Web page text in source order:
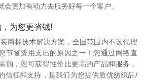
会更加有动力去服务好每一个客户。
为您更省钱!
商标技术解决方案，全国范围内不设代理
节省费用支出的原因之一！您通过网络直
购，您可获得性价比更高的产品和服务，
信任和支持，是我们为您提供质优纺织品/